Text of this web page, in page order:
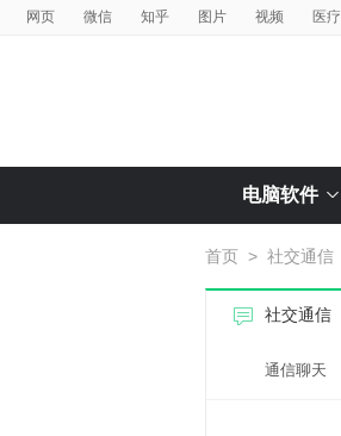
网页 微信 知乎 图片 视频 医疗
电脑软件
首页 > 社交通信
社交通信
通信聊天